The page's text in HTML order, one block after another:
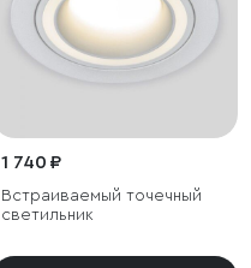
1 740 ₽
Встраиваемый точечный
светильник